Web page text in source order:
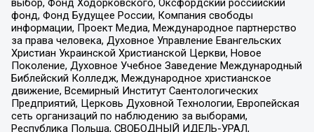
выбор, Фонд Ходорковского, Оксфордский российский
фонд, Фонд Будущее России, Компания свободы
информации, Проект Медиа, Международное партнерство
за права человека, Духовное Управление Евангельских
Христиан Украинской Христианской Церкви, Новое
Поколение, Духовное Учебное Заведение Международный
Библейский Колледж, Международное христианское
движение, Всемирный Институт Саентологических
Предприятий, Церковь Духовной Технологии, Европейская
сеть организаций по наблюдению за выборами,
Республика Польша, СВОБОДНЫЙ ИДЕЛЬ-УРАЛ,